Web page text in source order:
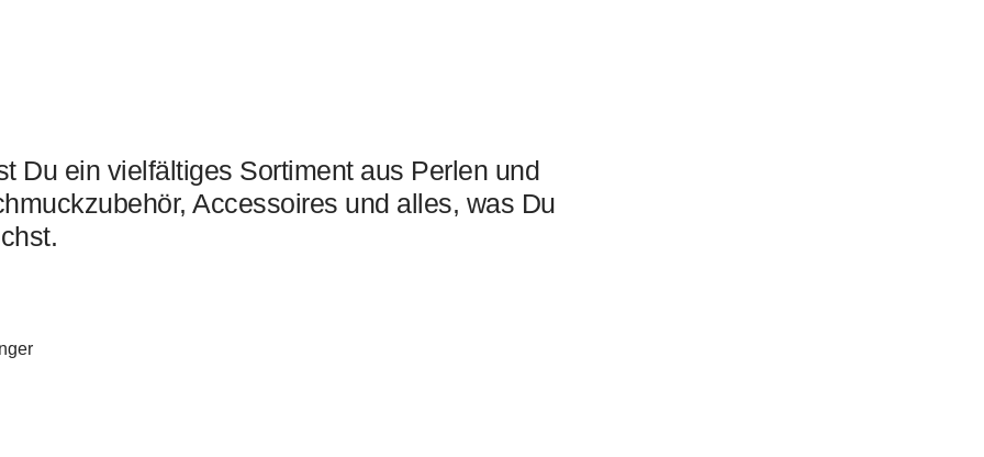
Du ein vielfältiges Sortiment aus Perlen und
Accessoires und alles, was Du